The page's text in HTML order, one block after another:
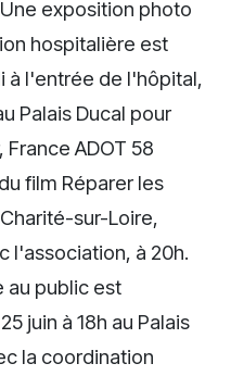
exposition photo
hospitalière est
à l'entrée de l'hôpital,
Palais Ducal pour
ADOT 58
film Réparer les
sur-Loire,
l'association, à 20h.
au public est
juin à 18h au Palais
la coordination